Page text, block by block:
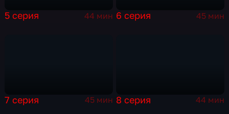
5 серия 44 мин 6 серия 45 мин
7 серия 45 мин 8 серия 44 мин